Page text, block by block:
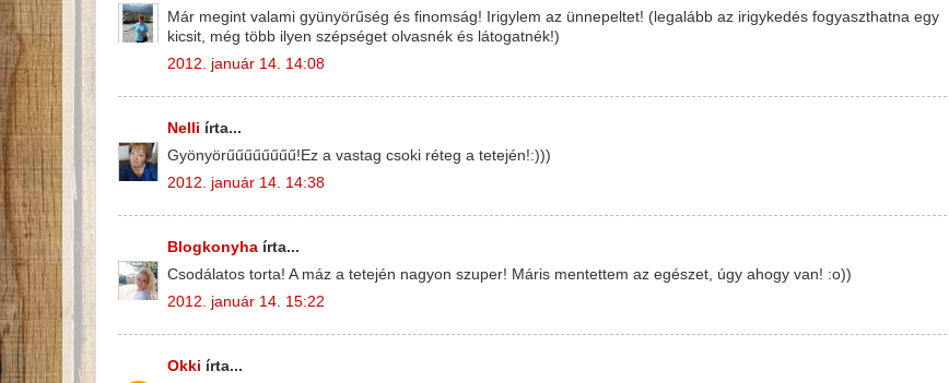
Már megint valami gyünyörűség és finomság! Irigylem az ünnepeltet! (legalább az irigykedés fogyaszthatna egy
kicsit, még több ilyen szépséget olvasnék és látogatnék!)
2012. január 14. 14:08
Nelli írta...
Gyönyörűűűűűűűű!Ez a vastag csoki réteg a tetején!:)))
2012. január 14. 14:38
Blogkonyha írta...
Csodálatos torta! A máz a tetején nagyon szuper! Máris mentettem az egészet, úgy ahogy van! :o))
2012. január 14. 15:22
Okki írta...